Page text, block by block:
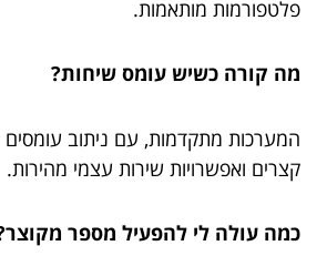
פלטפורמות מותאמות.
מה קורה כשיש עומס שיחות?
המערכות מתקדמות, עם ניתוב
קצרים ואפשרויות שירות עצמי מהירות.
כמה עולה לי להפעיל מספר